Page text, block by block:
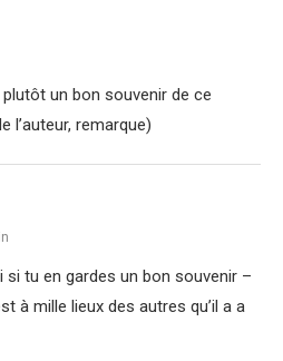
plutôt un bon souvenir de ce
l’auteur, remarque)
si tu en gardes un bon souvenir –
à mille lieux des autres qu’il a a